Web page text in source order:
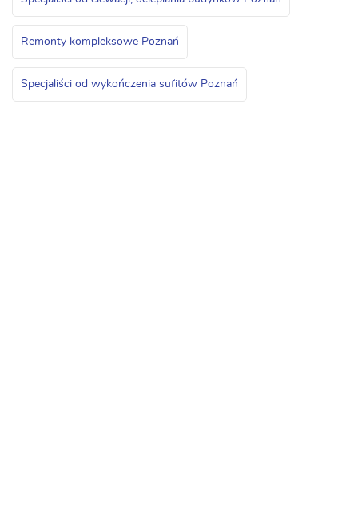
Remonty kompleksowe Poznań
Specjaliści od wykończenia sufitów Poznań